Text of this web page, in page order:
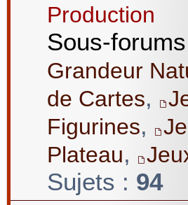
Production
Sous-
Grandeur
de Cartes,
Figurines,
Plateau,
Sujets : 94